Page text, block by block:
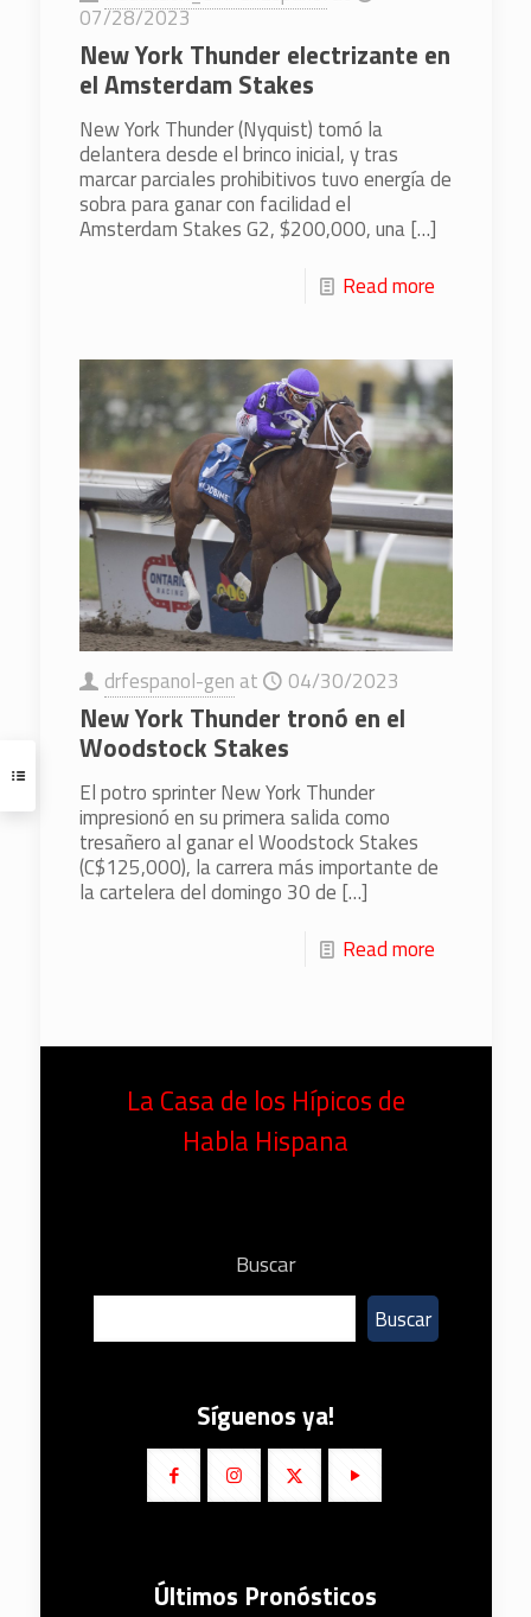
07/28/2023
New York Thunder electrizante en
el Amsterdam Stakes
New York Thunder (Nyquist) tomó la
delantera desde el brinco inicial, y tras
marcar parciales prohibitivos tuvo energía de
sobra para ganar con facilidad el
Amsterdam Stakes G2, $200,000, una[…]
Read more
drfespanol-gen at 04/30/2023
New York Thunder tronó en el
Woodstock Stakes
El potro sprinter New York Thunder
impresionó en su primera salida como
tresañero al ganar el Woodstock Stakes
(C$125,000), la carrera más importante de
la cartelera del domingo 30 de […]
Read more
La Casa de los Hípicos de
Habla Hispana
Buscar
Buscar
Síguenos ya!
Últimos Pronósticos